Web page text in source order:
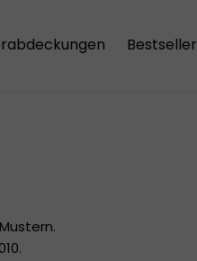
Schiebevorhänge
Bestseller